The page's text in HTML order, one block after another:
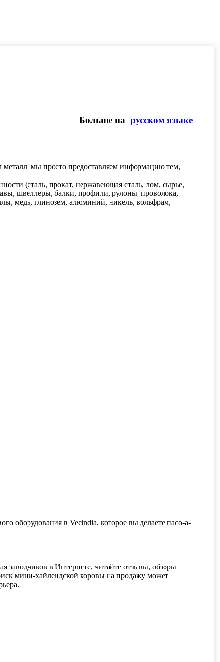
Больше на русском языке
мы просто предоставляем информацию тем,
(сталь, прокат, нержавеющая сталь, лом, сырье,
швеллеры, балки, профили, рулоны, проволока,
медь, глинозем, алюминий, никель, вольфрам,
оборудования в Vecindia, которое вы делаете пасо-а-
заводчиков в Интернете, читайте отзывы, обзоры
мини-хайлендской коровы на продажу может